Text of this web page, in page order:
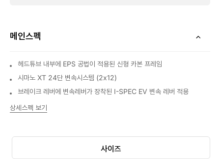
메인스펙
헤드튜브 내부에 EPS 공법이 적용된 신형 카본 프레임
시마노 XT 24단 변속시스템 (2x12)
브레이크 레버에 변속레버가 장착된 I-SPEC EV 변속 레버 적용
상세스펙 보기
사이즈